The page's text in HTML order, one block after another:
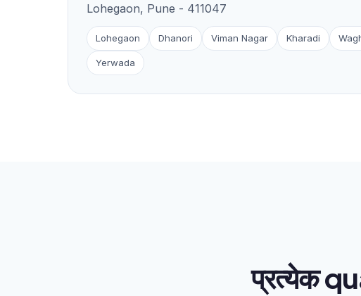
Lohegaon, Pune - 411047
Lohegaon Dhanori Viman Nagar Kharadi
Yerwada
प्रत्येक